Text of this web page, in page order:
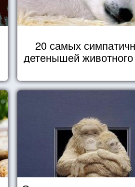
20 самых
детенышей